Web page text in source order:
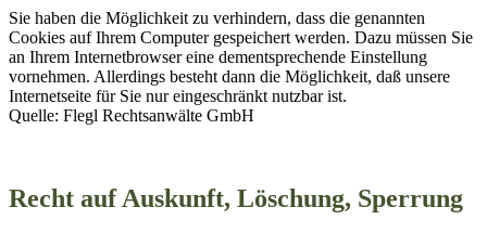
Sie haben die Möglichkeit zu verhindern, dass die genannten
Cookies auf Ihrem Computer gespeichert werden. Dazu müssen Sie
an Ihrem Internetbrowser eine dementsprechende Einstellung
vornehmen. Allerdings besteht dann die Möglichkeit, daß unsere
Internetseite für Sie nur eingeschränkt nutzbar ist.
Quelle: Flegl Rechtsanwälte GmbH
Recht auf Auskunft, Löschung, Sperrung